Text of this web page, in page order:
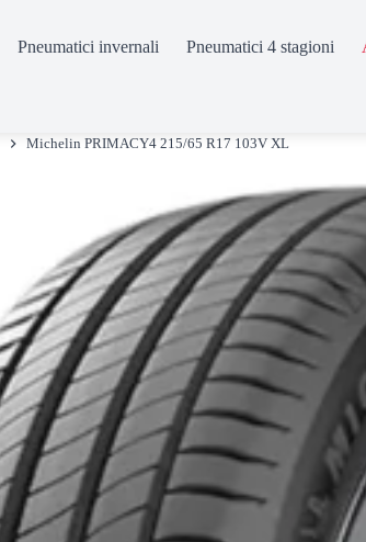
Pneumatici invernali Pneumatici 4 stagioni
Michelin PRIMACY4 215/65 R17 103V XL